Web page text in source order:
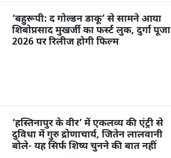
‘बहुरूपी: द गोल्डन डाकू’ से सामने आया
शिबोप्रसाद मुखर्जी का फर्स्ट लुक, दुर्गा पूजा
2026 पर रिलीज होगी फिल्म
‘हस्तिनापुर के वीर’ में एकलव्य की एंट्री से
दुविधा में गुरु द्रोणाचार्य, जितेन लालवानी
बोले- यह सिर्फ शिष्य चुनने की बात नहीं